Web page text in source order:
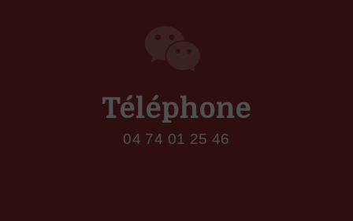
Téléphone
04 74 01 25 46